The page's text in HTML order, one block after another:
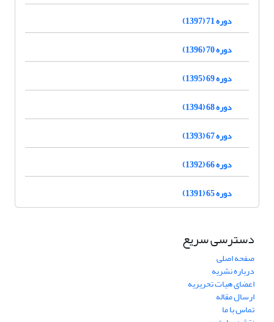
دوره 71 (1397)
دوره 70 (1396)
دوره 69 (1395)
دوره 68 (1394)
دوره 67 (1393)
دوره 66 (1392)
دوره 65 (1391)
دسترسی سریع
صفحه اصلی
درباره نشریه
اعضای هیات تحریریه
ارسال مقاله
تماس با ما